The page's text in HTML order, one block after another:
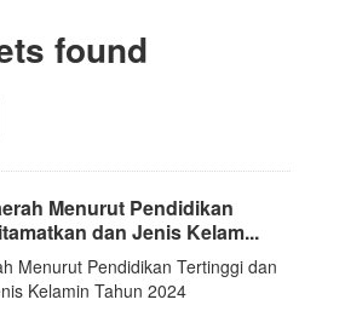
found
Menurut Pendidikan
dan Jenis Kelam...
Menurut Pendidikan Tertinggi dan
Kelamin Tahun 2024